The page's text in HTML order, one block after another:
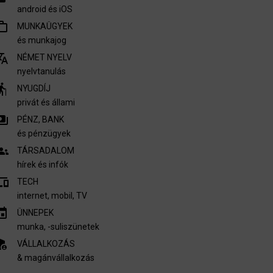
android és iOS
MUNKAÜGYEK
és munkajog
NÉMET NYELV
nyelvtanulás
NYUGDÍJ
privát és állami
PÉNZ, BANK
és pénzügyek
TÁRSADALOM
hírek és infók
TECH
internet, mobil, TV​
ÜNNEPEK
munka, -suliszünetek
VÁLLALKOZÁS
& magánvállalkozás